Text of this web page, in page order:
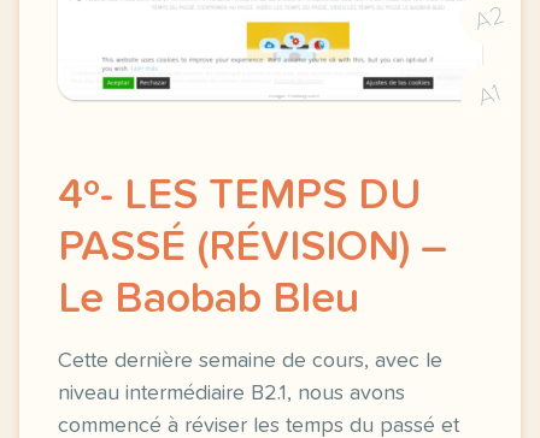
A2
A1
4º- LES TEMPS DU
PASSÉ (RÉVISION) –
Le Baobab Bleu
Cette dernière semaine de cours, avec le
niveau intermédiaire B2.1, nous avons
commencé à réviser les temps du passé et